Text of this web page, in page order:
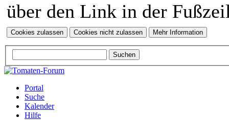
über den Link in der
Portal
Suche
Kalender
Hilfe